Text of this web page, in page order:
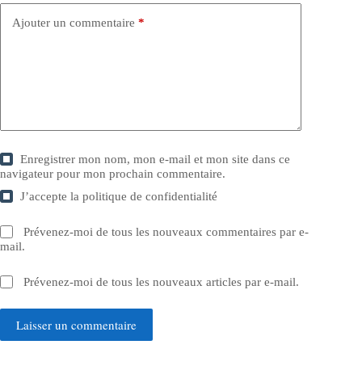
Ajouter un commentaire *
Enregistrer mon nom, mon e-mail et mon site dans ce
navigateur pour mon prochain commentaire.
J’accepte lapolitique de confidentialité
Prévenez-moi de tous les nouveaux commentaires par e-
mail.
Prévenez-moi de tous les nouveaux articles par e-mail.
Laisser un commentaire